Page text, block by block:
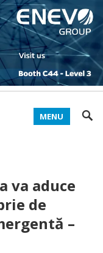
MENU
va aduce
de
–